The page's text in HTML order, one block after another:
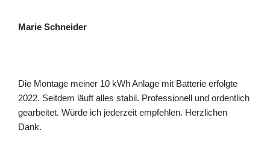
Marie Schneider
Die Montage meiner 10 kWh Anlage mit Batterie erfolgte
2022. Seitdem läuft alles stabil. Professionell und ordentlich
gearbeitet. Würde ich jederzeit empfehlen. Herzlichen
Dank.